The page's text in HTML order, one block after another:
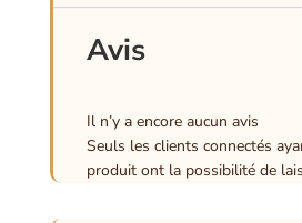
Avis
Il n’y a encore aucun avis
Seuls les clients connectés
produit ont la possibilité de